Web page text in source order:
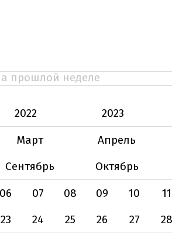
прошлой неделе
2022
2023
Март Апрель
Сентябрь Октябрь
06 07 08 09 10 11
23 24 25 26 27 28